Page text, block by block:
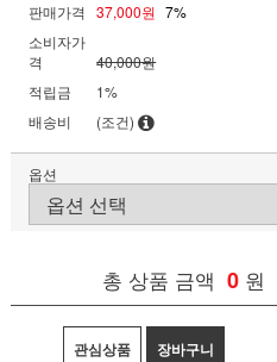
판매가격 37,000원 7%
소비자가
격
40,000원
적립금
1%
배송비
(조건)
옵션
총 상품 금액 0 원
관심상품 장바구니